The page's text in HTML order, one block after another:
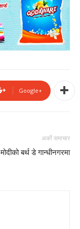
Google+
अर्को समाचार
मोदीको बर्थ डे गान्धीनगरमा